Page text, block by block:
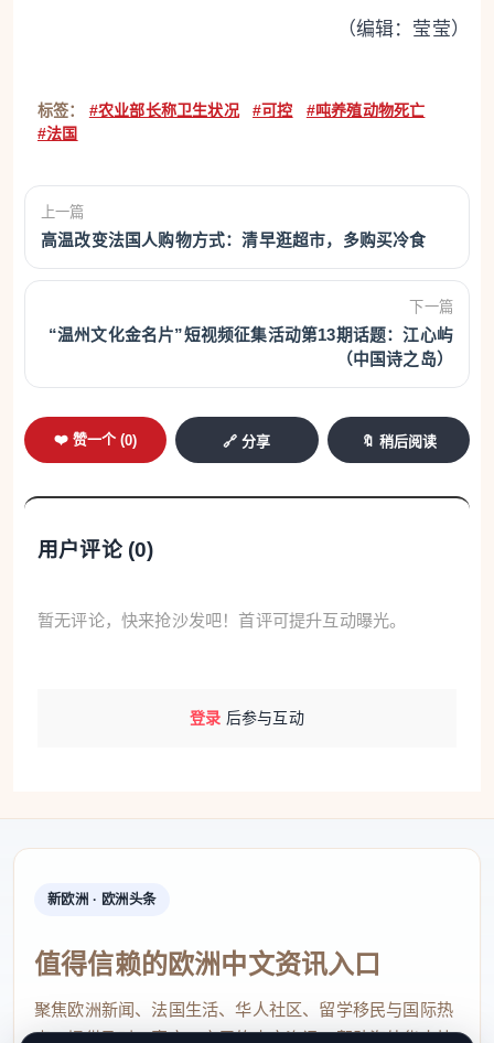
（编辑：莹莹）
标签： #农业部长称卫生状况 #可控
#吨养殖动物死亡
#法国
上一篇
高温改变法国人购物方式：清早逛超市，多购买冷食
下一篇
“温州文化金名片”短视频征集活动第13期话题：江心屿
（中国诗之岛）
❤️ 赞一个 (0) 🔗 分享 🔖 稍后阅读
用户评论 (0)
暂无评论，快来抢沙发吧！首评可提升互动曝光。
登录 后参与互动
新欧洲 · 欧洲头条
值得信赖的欧洲中文资讯入口
聚焦欧洲新闻、法国生活、华人社区、留学移民与国际热
点，提供及时、真实、实用的中文资讯，帮助海外华人快